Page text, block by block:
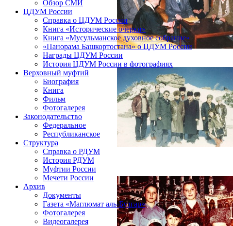
Обзор СМИ
ЦДУМ России
Справка о ЦДУМ России
Книга «Исторические очерки»
Книга «Мусульманское духовное собрание»
«Панорама Башкортостана» о ЦДУМ России
Награды ЦДУМ России
История ЦДУМ России в фотографиях
Верховный муфтий
Биография
Книга
Фильм
Фотогалерея
Законодательство
Федеральное
Республиканское
Структура
Справка о РДУМ
История РДУМ
Муфтии России
Мечети России
Архив
Документы
Газета «Маглюмат аль-Булгар»
Фотогалерея
Видеогалерея